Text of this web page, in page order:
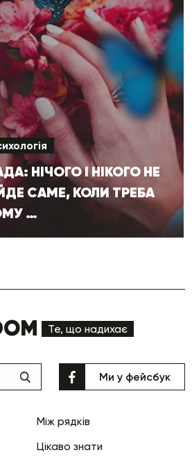
НІЧОГО І НІКОГО НЕ
САМЕ, КОЛИ ТРЕБА
…
Те, що надихає
Між рядків
Цікаво знати
Ми у фейсбук